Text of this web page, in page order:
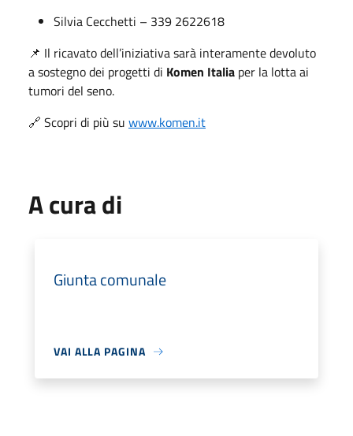
Silvia Cecchetti – 339 2622618
📌 Il ricavato dell’iniziativa sarà interamente devoluto
a sostegno dei progetti di Komen Italia per la lotta ai
tumori del seno.
🔗 Scopri di più su www.komen.it
A cura di
Giunta comunale
VAI ALLA PAGINA